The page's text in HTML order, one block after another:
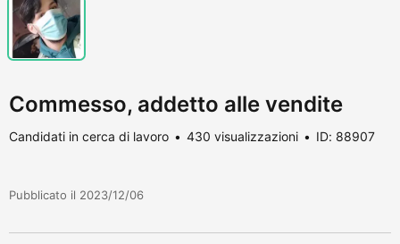
Commesso, addetto alle vendite
Candidati in cerca di lavoro 430 visualizzazioni ID: 88907
Pubblicato il 2023/12/06